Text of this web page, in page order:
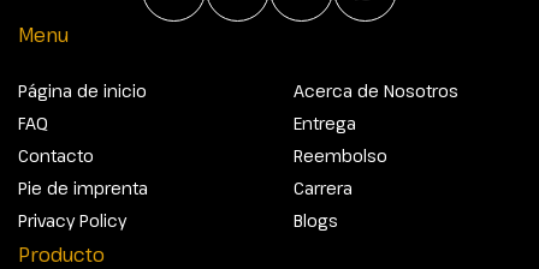
Menu
Página de inicio
FAQ
Contacto
Pie de imprenta
Privacy Policy
Acerca de Nosotros
Entrega
Reembolso
Carrera
Blogs
Producto